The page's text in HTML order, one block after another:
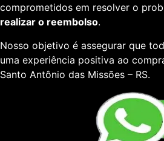
comprometidos em resolver o
realizar o reembolso.
Nosso objetivo é assegurar que
uma experiência positiva ao
Santo Antônio das Missões – RS.